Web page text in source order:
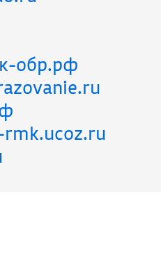
обр.рф
rmk.ucoz.ru